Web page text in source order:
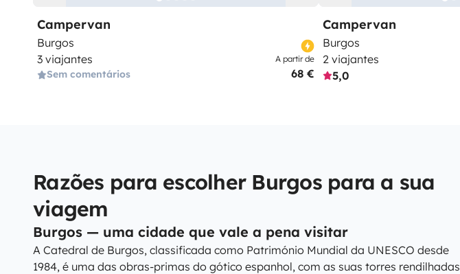
Campervan
Burgos
3 viajantes
Sem comentários
A partir de
68 €
Campervan
Burgos
2 viajantes
5,0
Razões para escolher Burgos para a sua
viagem
Burgos — uma cidade que vale a pena visitar
A Catedral de Burgos, classificada como Património Mundial da UNESCO desde
1984, é uma das obras-primas do gótico espanhol, com as suas torres rendilhadas